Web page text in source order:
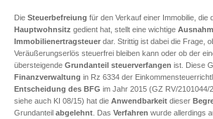
Die Steuerbefreiung für den Verkauf einer Immobilie, die
Hauptwohnsitz gedient hat, stellt eine wichtige
Immobilienertragsteuer dar. Strittig ist dabei die Frage,
Veräußerungserlös steuerfrei bleiben kann oder ob der
übersteigende Grundanteil steuerverfangen ist. Diese
Finanzverwaltung in Rz 6334 der
Entscheidung des BFG im Jahr 2015 (GZ RV/2101044/
siehe auch KI 08/15) hat die Anwendbarkeit dieser
Grundanteil abgelehnt . Das Verfahren wurde allerdings